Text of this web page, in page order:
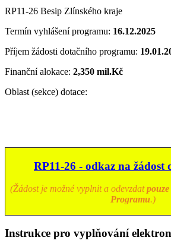
RP11-26 Besip Zlínského kraje
Termín vyhlášení programu: 16.12.2025
Příjem žádosti dotačního programu:
Finanční alokace: 2,350 mil.Kč
Oblast (sekce) dotace:
RP11-26 - odkaz na žádost
(Žádost je možné vyplnit a odevzdat
Programu.)
Instrukce pro vyplňování